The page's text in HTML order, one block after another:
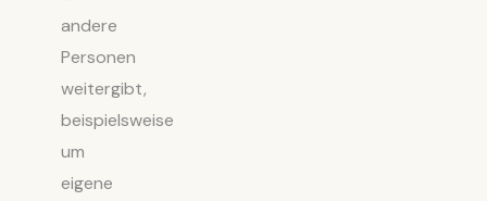
andere
Personen
weitergibt,
beispielsweise
um
eigene